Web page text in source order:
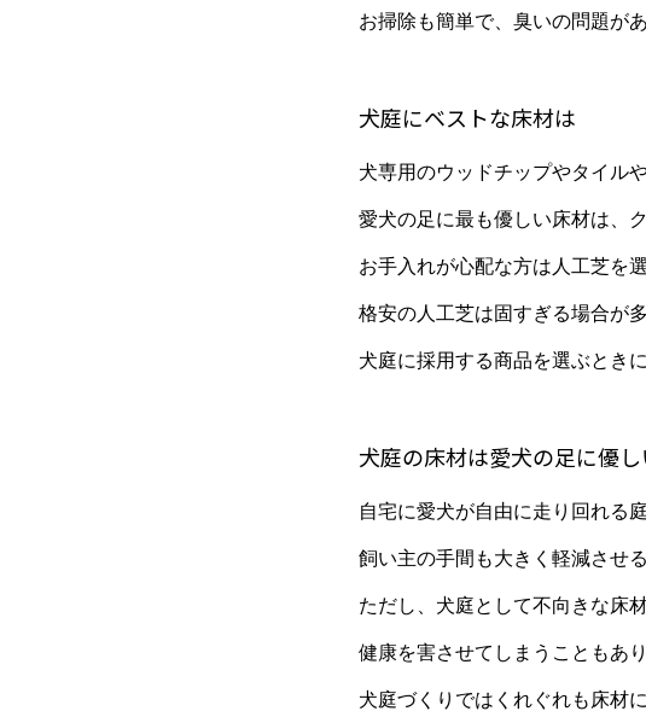
お掃除も簡単で、臭いの問題が
犬庭にベストな床材は
犬専用のウッドチップやタイル
愛犬の足に最も優しい床材は、
お手入れが心配な方は人工芝を
格安の人工芝は固すぎる場合が
犬庭に採用する商品を選ぶとき
犬庭の床材は愛犬の足に優
自宅に愛犬が自由に走り回れる
飼い主の手間も大きく軽減させ
ただし、犬庭として不向きな床
健康を害させてしまうこともあり
犬庭づくりではくれぐれも床材